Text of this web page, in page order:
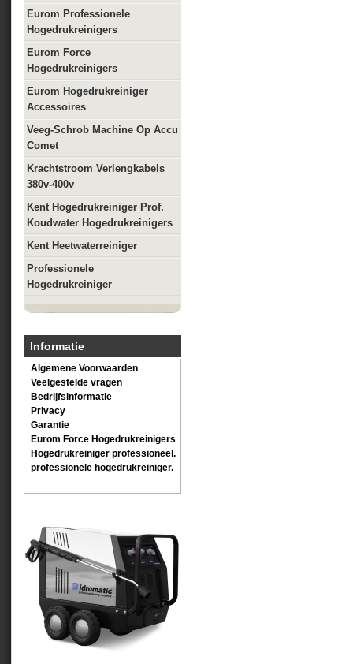
Eurom Professionele
Hogedrukreinigers
Eurom Force
Hogedrukreinigers
Eurom Hogedrukreiniger
Accessoires
Veeg-Schrob Machine Op Accu
Comet
Krachtstroom Verlengkabels
380v-400v
Kent Hogedrukreiniger Prof.
Koudwater Hogedrukreinigers
Kent Heetwaterreiniger
Professionele
Hogedrukreiniger
Informatie
Algemene Voorwaarden
Veelgestelde vragen
Bedrijfsinformatie
Privacy
Garantie
Eurom Force Hogedrukreinigers
Hogedrukreiniger professioneel.
professionele hogedrukreiniger.